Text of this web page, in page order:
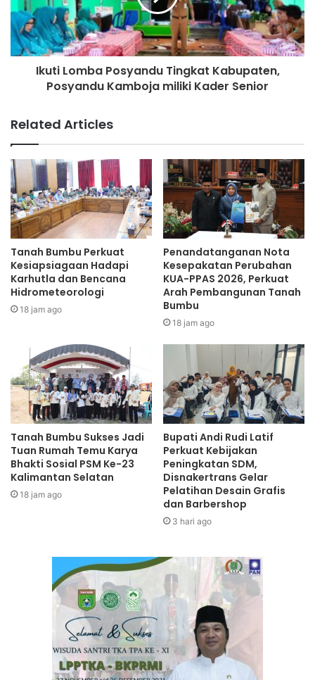
Ikuti Lomba Posyandu Tingkat Kabupaten,
Posyandu Kamboja miliki Kader Senior
Related Articles
Tanah Bumbu Perkuat
Kesiapsiagaan Hadapi
Karhutla dan Bencana
Hidrometeorologi
18 jam ago
Penandatanganan Nota
Kesepakatan Perubahan
KUA-PPAS 2026, Perkuat
Arah Pembangunan Tanah
Bumbu
18 jam ago
Tanah Bumbu Sukses Jadi
Tuan Rumah Temu Karya
Bhakti Sosial PSM Ke-23
Kalimantan Selatan
18 jam ago
Bupati Andi Rudi Latif
Perkuat Kebijakan
Peningkatan SDM,
Disnakertrans Gelar
Pelatihan Desain Grafis
dan Barbershop
3 hari ago